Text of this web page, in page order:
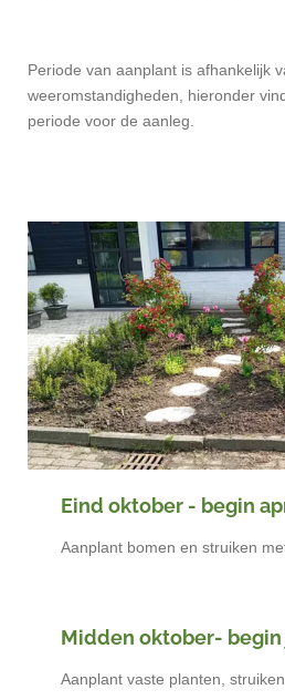
Periode van aanplant is afhankelijk
weeromstandigheden, hieronder
periode voor de aanleg.
Eind oktober - begin
Aanplant bomen en struiken
Midden oktober- begin
Aanplant vaste planten,